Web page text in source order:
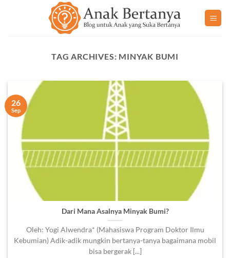
TAG ARCHIVES: MINYAK BUMI
Dari Mana Asalnya Minyak Bumi?
Oleh: Yogi Alwendra* (Mahasiswa Program Doktor Ilmu
Kebumian) Adik-adik mungkin bertanya-tanya bagaimana mobil
bisa bergerak [...]
26
Sep